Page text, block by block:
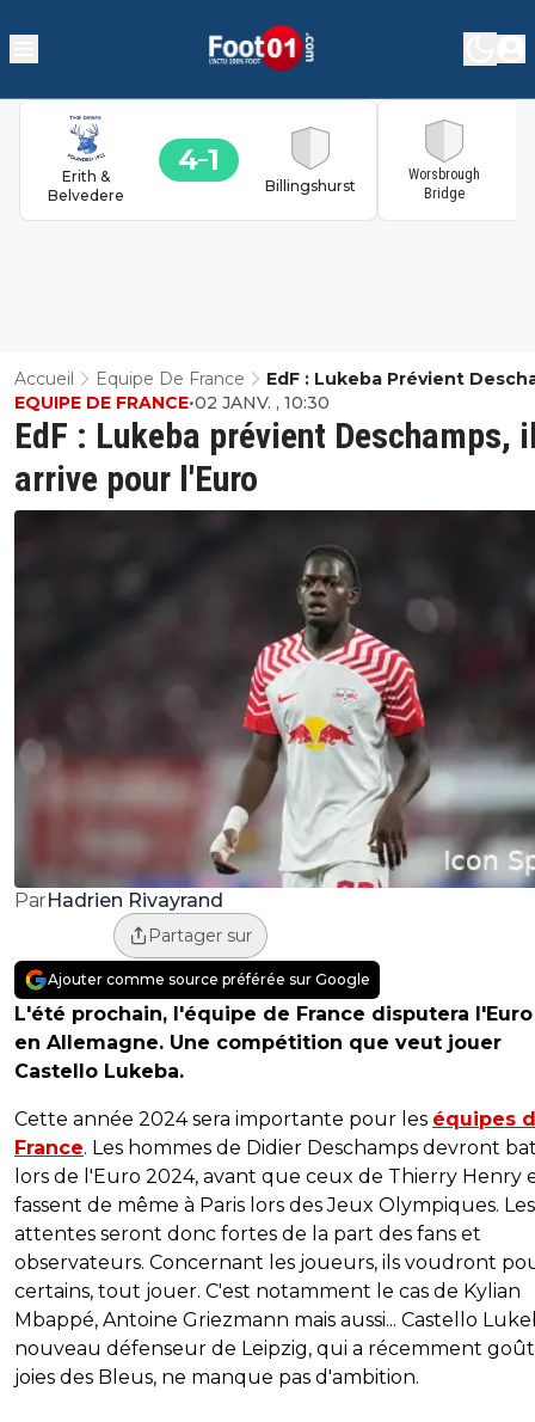
Erith &
Belvedere
4 1
Billingshurst
Worsbrough
Bridge
Accueil Equipe De France
EdF : Lukeba Prévient
Il Arrive Pour L'Euro
EdF : Lukeba prévient Deschamps,
arrive pour l'Euro
EQUIPE DE FRANCE•02 JANV. , 10:30
ParHadrien Rivayrand
Partager sur
Ajouter comme source préférée sur Google
L'été prochain, l'équipe de France disputera
en Allemagne. Une compétition que veut jouer
Castello Lukeba.
Cette année 2024 sera importante pour les équipes
France. Les hommes de Didier Deschamps devront
lors de l'Euro 2024, avant que ceux de Thierry Henry
fassent de même à Paris lors des Jeux Olympiques. Les
attentes seront donc fortes de la part des fans et
observateurs. Concernant les joueurs, ils voudront
certains, tout jouer. C'est notamment le cas de Kylian
Mbappé, Antoine Griezmann mais aussi... Castello
nouveau défenseur de Leipzig, qui a récemment
joies des Bleus, ne manque pas d'ambition.